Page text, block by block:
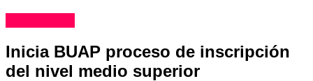
Inicia BUAP proceso de inscripción
del nivel medio superior